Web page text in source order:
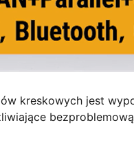
kreskowych jest